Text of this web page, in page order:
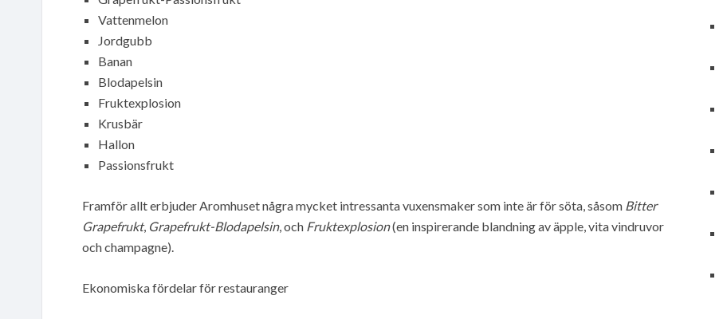
Vattenmelon
Jordgubb
Banan
Blodapelsin
Fruktexplosion
Krusbär
Hallon
Passionsfrukt
Framför allt erbjuder Aromhuset några mycket intressanta vuxensmaker som inte är för söta, såsom Bitter
Grapefrukt, Grapefrukt-Blodapelsin, och Fruktexplosion(en inspirerande blandning av äpple, vita vindruvor
och champagne).
Ekonomiska fördelar för restauranger